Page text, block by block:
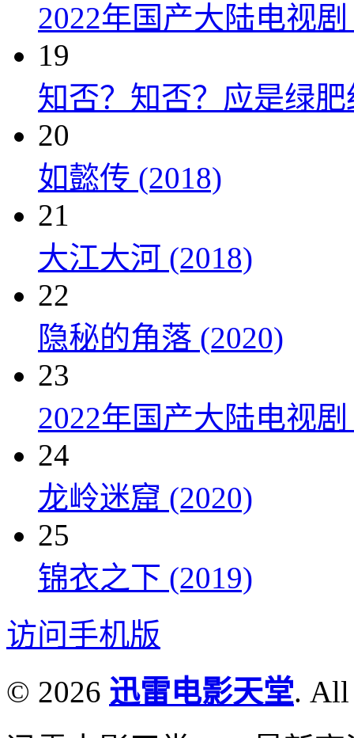
2022年国产大陆电视
19
知否？知否？应是绿肥
20
如懿传 (2018)
21
大江大河 (2018)
22
隐秘的角落 (2020)
23
2022年国产大陆电视
24
龙岭迷窟 (2020)
25
锦衣之下 (2019)
访问手机版
© 2026 迅雷电影天堂. All